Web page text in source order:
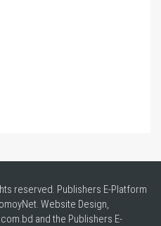
reserved. Publishers E-Platform
Website Design,
and the Publishers E-